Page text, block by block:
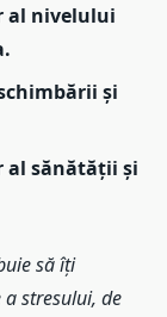
al nivelului
și
al sănătății și
să îți
stresului, de